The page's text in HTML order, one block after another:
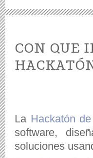
CON QUE
La Hackatón
software,
soluciones